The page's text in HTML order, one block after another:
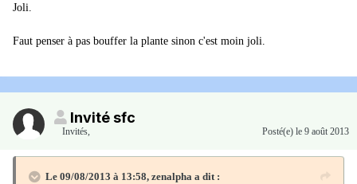
Joli.
Faut penser à pas bouffer la plante sinon c'est moin joli.
Invité sfc
Invités, Posté(e) le 9 août 2013
Le 09/08/2013 à 13:58, zenalpha a dit :